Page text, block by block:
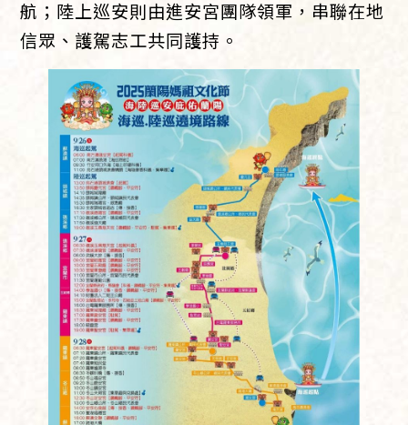
航；陸上巡安則由進安宮團隊領軍，串聯在地
信眾、護駕志工共同護持。